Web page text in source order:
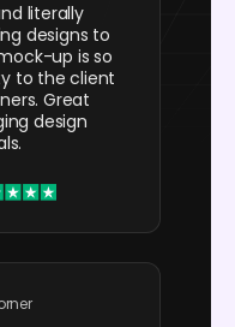
literally
designs to
up is so
to the client
Great
design